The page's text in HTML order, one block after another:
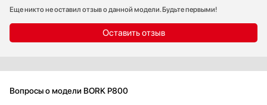
Еще никто не оставил отзыв о данной модели. Будьте первыми!
Оставить отзыв
Вопросы о модели BORK P800